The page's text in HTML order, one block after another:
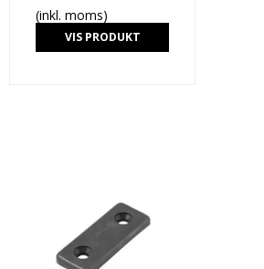
(inkl. moms)
VIS PRODUKT